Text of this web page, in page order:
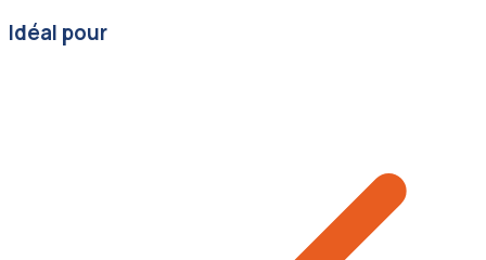
Idéal pour